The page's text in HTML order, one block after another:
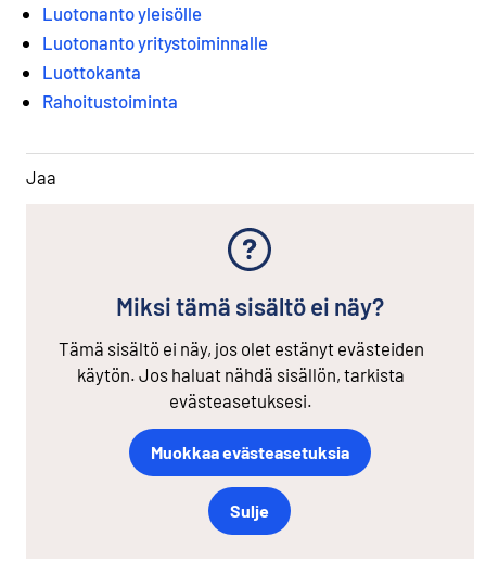
Luotonanto yleisölle
Luotonanto yritystoiminnalle
Luottokanta
Rahoitustoiminta
Jaa
Miksi tämä sisältö ei näy?
Tämä sisältö ei näy, jos olet estänyt evästeiden
käytön. Jos haluat nähdä sisällön, tarkista
evästeasetuksesi.
Muokkaa evästeasetuksia
Sulje